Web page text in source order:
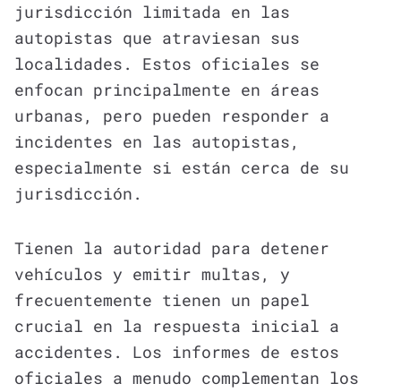
jurisdicción limitada en las
autopistas que atraviesan sus
localidades. Estos oficiales se
enfocan principalmente en áreas
urbanas, pero pueden responder a
incidentes en las autopistas,
especialmente si están cerca de su
jurisdicción.
Tienen la autoridad para detener
vehículos y emitir multas, y
frecuentemente tienen un papel
crucial en la respuesta inicial a
accidentes. Los informes de estos
oficiales a menudo complementan los